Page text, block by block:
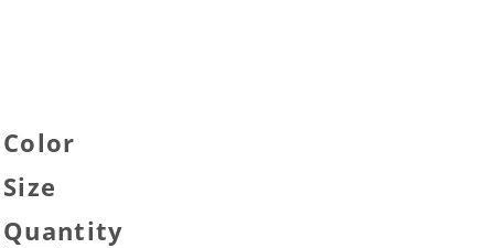
Color
Size
Quantity